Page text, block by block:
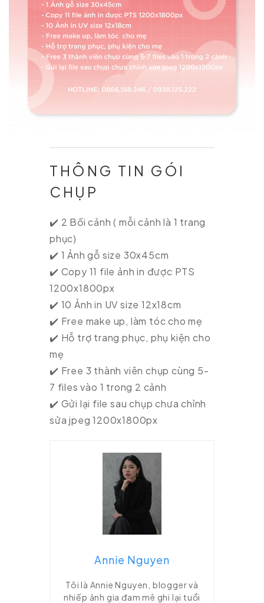
THÔNG TIN GÓI
CHỤP
✔️ 2 Bối cảnh ( mỗi cảnh là 1 trang
phục)
✔️ 1 Ảnh gỗ size 30x45cm
✔️ Copy 11 file ảnh in được PTS
1200x1800px
✔️ 10 Ảnh in UV size 12x18cm
✔️ Free make up, làm tóc cho mẹ
✔️ Hỗ trợ trang phục, phụ kiện cho
mẹ
✔️ Free 3 thành viên chụp cùng 5-
7 files vào 1 trong 2 cảnh
✔️ Gửi lại file sau chụp chưa chỉnh
sửa jpeg 1200x1800px
Annie Nguyen
Tôi là Annie Nguyen, blogger và
nhiếp ảnh gia đam mê ghi lại tuổi